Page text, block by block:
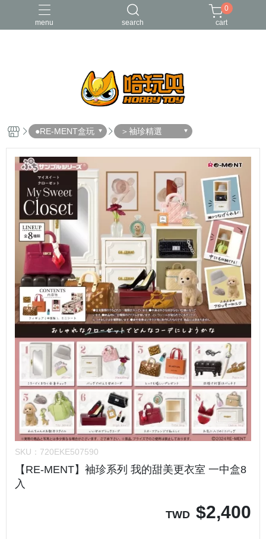
menu search
RE-MENT 中古二手品
庫柏力克Be@rbrick
0
cart
●RE-MENT盒玩 ＞袖珍精選
SKU： 720EKE507590
【RE-MENT】袖珍系列 我的甜美更衣室 一中盒8
入
TWD $2,400